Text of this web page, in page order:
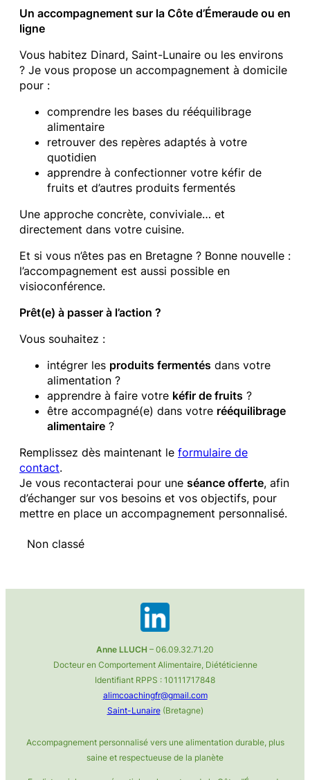
Un accompagnement sur la Côte d’Émeraude ou en
ligne
Vous habitez Dinard, Saint-Lunaire ou les environs
? Je vous propose un accompagnement à domicile
pour :
comprendre les bases du rééquilibrage
alimentaire
retrouver des repères adaptés à votre
quotidien
apprendre à confectionner votre kéfir de
fruits et d’autres produits fermentés
Une approche concrète, conviviale… et
directement dans votre cuisine.
Et si vous n’êtes pas en Bretagne ? Bonne nouvelle :
l’accompagnement est aussi possible en
visioconférence.
Prêt(e) à passer à l’action ?
Vous souhaitez :
intégrer les produits fermentés dans votre
alimentation ?
apprendre à faire votre kéfir de fruits ?
être accompagné(e) dans votre rééquilibrage
alimentaire ?
Remplissez dès maintenant le formulaire de
contact.
Je vous recontacterai pour une séance offerte, afin
d’échanger sur vos besoins et vos objectifs, pour
mettre en place un accompagnement personnalisé.
Non classé
Anne LLUCH – 06.09.32.71.20
Docteur en Comportement Alimentaire, Diététicienne
Identifiant RPPS : 10111717848
alimcoachingfr@gmail.com
Saint-Lunaire(Bretagne)
Accompagnement personnalisé vers une alimentation durable, plus
saine et respectueuse de la planète